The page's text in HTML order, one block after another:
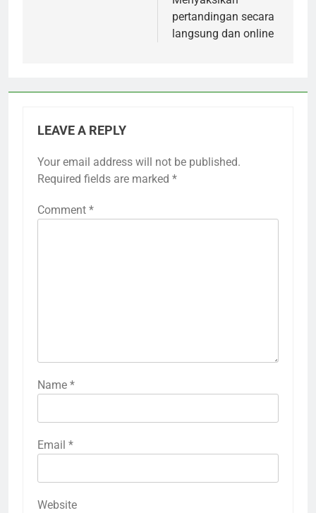
pertandingan secara
langsung dan online
LEAVE A REPLY
Your email address will not be published.
Required fields are marked *
Comment *
Name *
Email *
Website